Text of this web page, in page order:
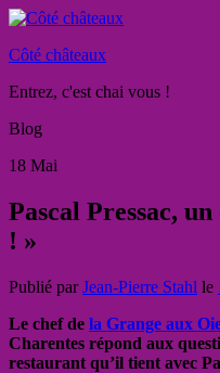
Côté châteaux
Entrez, c'est chai vous !
Blog
18 Mai
Pascal Pressac,
! »
Publié parJean-Pierre Stahl le
Le chef de la Grange aux
Charentes répond aux
restaurant qu’il tient avec